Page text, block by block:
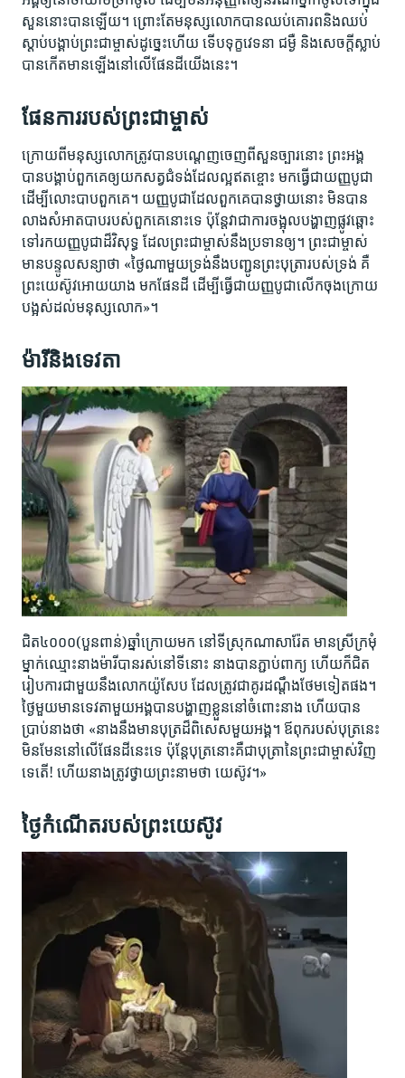
សួន​នោះ​បាន​ឡើយ។ ព្រោះ​តែ​មនុស្ស​លោក​បាន​ឈប់​គោរព​និង​ឈប់​
ស្ដាប់​បង្គាប់​ព្រះ​ជាម្ចាស់​ដូច្នេះ​ហើយ ទើប​ទុក្ខវេទនា ជម្ងឺ​ និង​សេចក្ដី​ស្លាប់​
បាន​កើត​មាន​ឡើង​នៅ​លើ​ផែនដី​យើង​នេះ។
ផែនការ​របស់​ព្រះ​ជាម្ចាស់
ក្រោយ​ពី​មនុស្ស​លោក​ត្រូវ​បាន​បណ្ដេញ​ចេញ​ពី​សួន​ច្បារ​នោះ ព្រះ​អង្គ​
បាន​បង្គាប់​ពួក​គេ​ឲ្យ​យក​សត្វ​ជំទង់​ដែល​ល្អ​ឥតខ្ចោះ មក​ធ្វើ​ជា​យញ្ញបូជា​
ដើម្បី​លោះ​បាប​ពួក​គេ។ យញ្ញបូជា​ដែល​ពួក​គេ​បាន​ថ្វាយ​នោះ​ មិន​បាន​
លាង​សំអាត​បាប​របស់​ពួក​គេ​នោះ​ទេ ប៉ុន្តែ​វា​ជា​ការ​ចង្អុល​បង្ហាញ​ផ្លូវ​ឆ្ពោះ​
ទៅ​រក​យញ្ញបូជា​ដ៏​វិសុទ្ធ ដែល​ព្រះ​ជាម្ចាស់​នឹង​ប្រទាន​ឲ្យ។ ព្រះ​ជាម្ចាស់​
មាន​បន្ទូល​សន្យា​ថា «ថ្ងៃ​ណា​មួយ​ទ្រង់​នឹង​បញ្ជូន​ព្រះ​បុត្រា​របស់​ទ្រង់​ គឺ​
ព្រះ​យេស៊ូវ​អោយ​យាង មក​ផែនដី ដើម្បី​ធ្វើ​ជា​យញ្ញបូជា​លើក​ចុង​ក្រោយ​
បង្អស់​ដល់​មនុស្ស​លោក»។
ម៉ារីនិង​ទេវតា
ជិត​៤០០០(បួន​ពាន់)ឆ្នាំ​ក្រោយ​មក នៅ​ទី​ស្រុក​ណាសារែ៉ត ​មាន​ស្រី​ក្រមុំ​
ម្នាក់​ឈ្មោះ​នាង​ម៉ារី​បាន​រស់​នៅ​ទី​នោះ នាង​បាន​ភ្ជាប់​ពាក្យ ហើយ​ក៏​ជិត​
រៀប​ការ​ជាមួយ​នឹង​លោក​យ៉ូសែប ដែល​ត្រូវ​ជា​គូរ​ដណ្ដឹង​ថែម​ទៀត​ផង។
ថ្ងៃ​មួយ​មាន​ទេវតា​មួយ​អង្គ​បាន​បង្ហាញ​ខ្លួន​នៅ​ចំពោះ​នាង ហើយ​បាន​
ប្រាប់​នាង​ថា «នាង​នឹង​មាន​បុត្រ​ដ៏​ពិសេស​មួយ​អង្គ។ ឪពុក​របស់​បុត្រ​នេះ​
មិន​មែន​នៅ​លើ​ផែនដី​នេះ​ទេ ប៉ុន្តែ​បុត្រ​នោះ​គឺ​ជា​បុត្រា​នៃ​ព្រះ​ជាម្ចាស់​វិញ​
ទេតើ! ហើយ​នាង​ត្រូវ​ថ្វាយ​ព្រះ​នាម​ថា យេស៊ូវ។»
ថ្ងៃ​កំណើត​របស់​ព្រះយេស៊ូវ